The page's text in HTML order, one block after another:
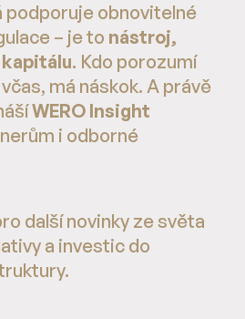
podporuje obnovitelné
– je to nástroj,
. Kdo porozumí
má náskok. A právě
WERO Insight
i odborné
další novinky ze světa
a investic do